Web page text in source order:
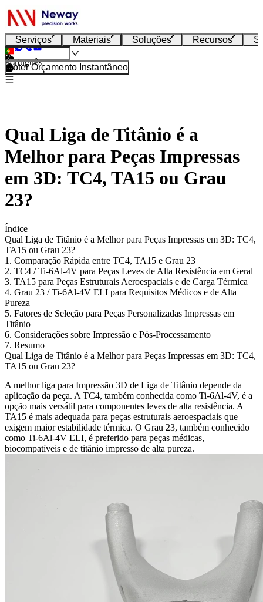
Serviços Materiais Soluções Recursos
Português
Obter Orçamento Instantâneo
Qual Liga de Titânio é a
Melhor para Peças Impressas
em 3D: TC4, TA15 ou Grau
23?
Índice
Qual Liga de Titânio é a Melhor para Peças Impressas em 3D: TC4,
TA15 ou Grau 23?
1. Comparação Rápida entre TC4, TA15 e Grau 23
2. TC4 / Ti-6Al-4V para Peças Leves de Alta Resistência em Geral
3. TA15 para Peças Estruturais Aeroespaciais e de Carga Térmica
4. Grau 23 / Ti-6Al-4V ELI para Requisitos Médicos e de Alta
Pureza
5. Fatores de Seleção para Peças Personalizadas Impressas em
Titânio
6. Considerações sobre Impressão e Pós-Processamento
7. Resumo
Qual Liga de Titânio é a Melhor para Peças Impressas em 3D: TC4,
TA15 ou Grau 23?
A melhor liga para Impressão 3D de Liga de Titânio depende da
aplicação da peça. A TC4, também conhecida como Ti-6Al-4V, é a
opção mais versátil para componentes leves de alta resistência. A
TA15 é mais adequada para peças estruturais aeroespaciais que
exigem maior estabilidade térmica. O Grau 23, também conhecido
como Ti-6Al-4V ELI, é preferido para peças médicas,
biocompatíveis e de titânio impresso de alta pureza.